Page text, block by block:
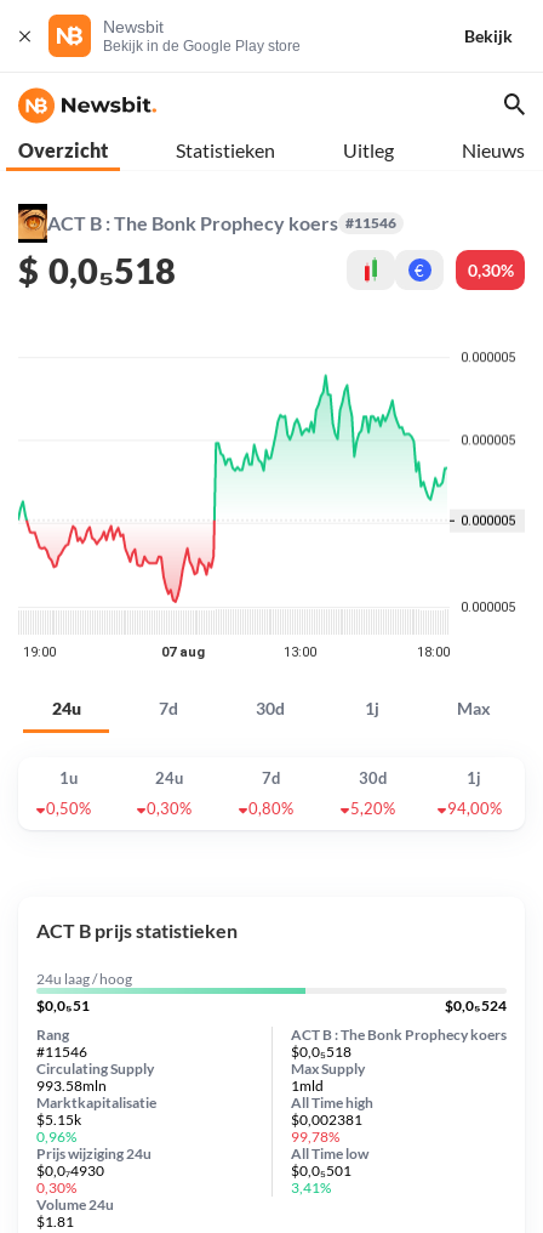
Newsbit
Bekijk in de Google Play store
Bekijk
Overzicht Statistieken Uitleg Nieuws
ACT B : The Bonk Prophecy koers #11546
$ 0,0₅518 € 0,30%
24u 7d 30d 1j Max
1u 24u 7d 30d
1j
0,50%
0,30% 0,80% 5,20% 94,00%
ACT B prijs statistieken
24u laag / hoog
$0,0₅51
$0,0₅524
ACT B : The Bonk Prophecy koers
$0,0₅518
Circulating Supply
993.58mln
Prijs wijziging 24u
$0,0₇4930
0,30%
Max Supply
1mld
Marktkapitalisatie
$5.15k
0,96%
Volume 24u
$1.81
Rang
#11546
All Timehigh
$0,002381
99,78%
All Time low
$0,0₅501
3,41%